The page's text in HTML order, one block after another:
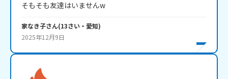
家なき子さん(13さい・ 愛知)
2025年12月9日